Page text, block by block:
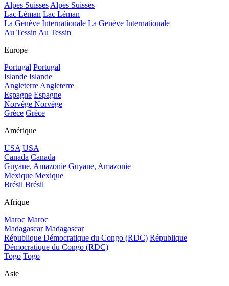
Alpes SuissesAlpes Suisses
Lac Léman Lac Léman
La Genève Internationale La Genève Internationale
Au TessinAu Tessin
Europe
Portugal Portugal
Islande Islande
AngleterreAngleterre
Espagne Espagne
Norvège Norvège
Grèce Grèce
Amérique
USA USA
Canada Canada
Guyane, Amazonie Guyane, Amazonie
Mexique Mexique
Brésil Brésil
Afrique
Maroc Maroc
Madagascar Madagascar
République Démocratique du Congo (RDC) République
Démocratique du Congo (RDC)
Togo Togo
Asie